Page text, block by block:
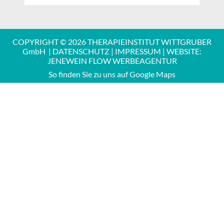
COPYRIGHT © 2026 THERAPIEINSTITUT WITTGRUBER
GmbH | DATENSCHUTZ | IMPRESSUM | WEBSITE:
JENEWEIN FLOW WERBEAGENTUR
So finden Sie zu uns auf Google Maps